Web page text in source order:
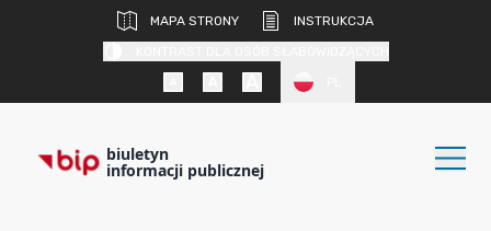
MAPA STRONY
INSTRUKCJA
biuletyn
informacji publicznej